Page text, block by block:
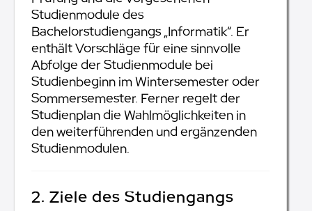
Studienmodule des
Bachelorstudiengangs „Informatik“. Er
enthält Vorschläge für eine sinnvolle
Abfolge der Studienmodule bei
Studienbeginn im Wintersemester oder
Sommersemester. Ferner regelt der
Studienplan die Wahlmöglichkeiten in
den weiterführenden und ergänzenden
Studienmodulen.
2. Ziele des Studiengangs